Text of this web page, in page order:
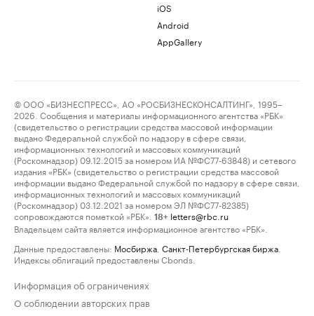
iOS
Android
AppGallery
© ООО «БИЗНЕСПРЕСС», АО «РОСБИЗНЕСКОНСАЛТИНГ», 1995–
2026. Сообщения и материалы информационного агентства «РБК»
(свидетельство о регистрации средства массовой информации
выдано Федеральной службой по надзору в сфере связи,
информационных технологий и массовых коммуникаций
(Роскомнадзор) 09.12.2015 за номером ИА №ФС77-63848) и сетевого
издания «РБК» (свидетельство о регистрации средства массовой
информации выдано Федеральной службой по надзору в сфере связи,
информационных технологий и массовых коммуникаций
(Роскомнадзор) 03.12.2021 за номером ЭЛ №ФС77-82385)
сопровождаются пометкой «РБК».
18+ letters@rbc.ru
Владельцем сайта является информационное агентство «РБК».
Данные предоставлены: Мосбиржа Санкт-Петербургская биржа
Индексы облигаций предоставлены Cbonds.
Информация об ограничениях
О соблюдении авторских прав